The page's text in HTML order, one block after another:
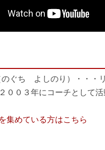
ぐち よしのり）・・・
００３年にコーチとして活
集めている方はこちら